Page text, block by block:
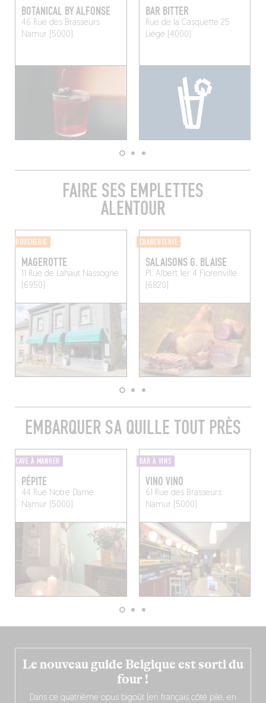
BOTANICAL BY ALFONSE
46 Rue des Brasseurs
Namur (5000)
BAR BITTER
Rue de la Casquette 25
Liège (4000)
FAIRE SES EMPLETTES
ALENTOUR
BOUCHERIE
MAGEROTTE
11 Rue de LahautNassogne
(6950)
CHARCUTERIE
SALAISONS G. BLAISE
Pl. Albert 1er 4 Florenville
(6820)
EMBARQUER SA QUILLE TOUT PRÈS
CAVE À MANGER
PÉPITE
44 Rue Notre Dame
Namur (5000)
BAR À VINS
VINO VINO
61 Rue des Brasseurs
Namur (5000)
Le nouveau guide Belgique est sorti du
four !
Dans ce quatrième opus bigoût (en français côté pile, en